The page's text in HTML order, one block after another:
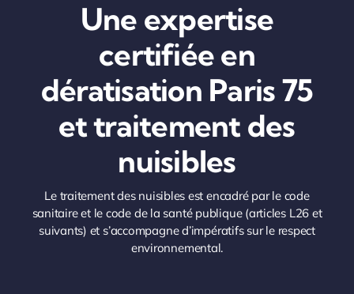
Une expertise
certifiée en
dératisation Paris 75
et traitement des
nuisibles
Le traitement des nuisibles est encadré par le code
sanitaire et le code de la santé publique (articles L26 et
suivants) et s’accompagne d’impératifs sur le respect
environnemental.